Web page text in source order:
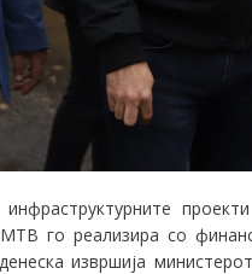
го реализира со
извршија